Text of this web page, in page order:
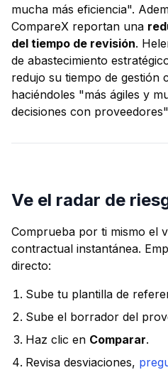
mucha más eficiencia".
CompareX reportan una
del tiempo de revisión.
de abastecimiento
redujo su tiempo de gestión
haciéndoles "más ágiles y
decisiones con
Ve el radar de
Comprueba por ti mismo el
contractual instantánea.
directo:
Sube tu plantilla de
Sube el borrador del
Haz clic en Comparar.
Revisa desviaciones,